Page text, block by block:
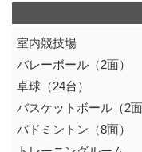
室内競技場
バレーボール（2面）
卓球（24台）
バスケットボール（2面
バドミントン（8面）